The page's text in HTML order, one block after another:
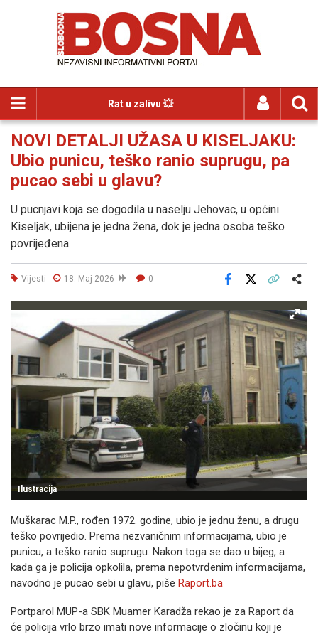
Rat u zalivu 💥
NOVI DETALJI UŽASA U KISELJAKU:
Ubio punicu, teško ranio suprugu, pa
pucao sebi u glavu?
U pucnjavi koja se dogodila u naselju Jehovac, u općini
Kiseljak, ubijena je jedna žena, dok je jedna osoba teško
povrijeđena.
Vijesti 18. Maj 2026 0
Facebook
Ilustracija
Muškarac M.P., rođen 1972. godine, ubio je jednu ženu, a drugu
teško povrijedio. Prema nezvaničnim informacijama, ubio je
punicu, a teško ranio suprugu. Nakon toga se dao u bijeg, a
kada ga je policija opkolila, prema nepotvrđenim informacijama,
navodno je pucao sebi u glavu, piše Raport.ba
Portparol MUP-a SBK Muamer Karadža rekao je za Raport da
će policija vrlo brzo imati nove informacije o zločinu koji je